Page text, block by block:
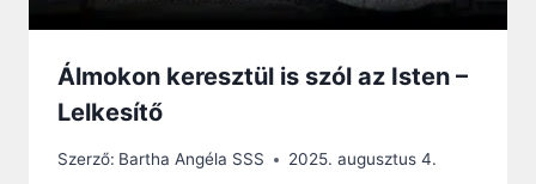
Álmokon keresztül is szól az Isten –
Lelkesítő
Szerző: Bartha Angéla SSS 2025. augusztus 4.